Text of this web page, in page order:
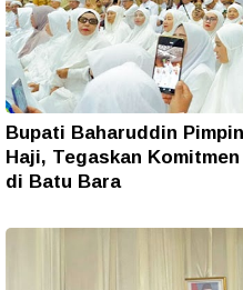
Bupati Baharuddin
Haji, Tegaskan
di Batu Bara